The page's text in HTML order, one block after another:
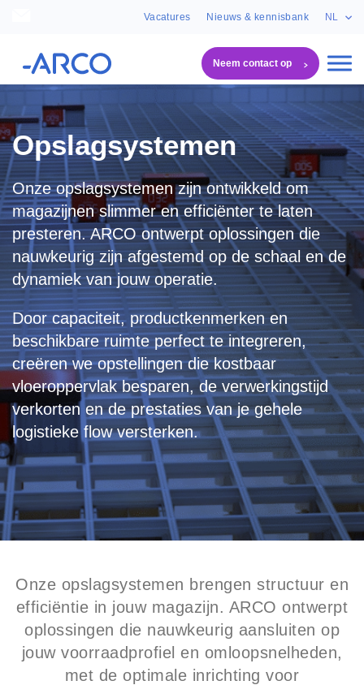
Vacatures Nieuws & kennisbank NL
Neem contact op
ARCO Systeemoplossingen Opslagsystemen
Opslagsystemen
Onze opslagsystemen zijn ontwikkeld om
magazijnen slimmer en efficiënter te laten
presteren. ARCO ontwerpt oplossingen die
nauwkeurig zijn afgestemd op de schaal en de
dynamiek van jouw operatie.
Door capaciteit, productkenmerken en
beschikbare ruimte perfect te integreren,
creëren we opstellingen die kostbaar
vloeroppervlak besparen, de verwerkingstijd
verkorten en de prestaties van je gehele
logistieke flow versterken.
Onze opslagsystemen brengen structuur en
efficiëntie in jouw magazijn. ARCO ontwerpt
oplossingen die nauwkeurig aansluiten op
jouw voorraadprofiel en omloopsnelheden,
met de optimale inrichting voor